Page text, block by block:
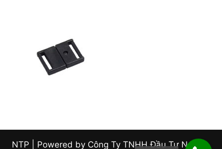
NTP | Powered by Công Ty TNHH Đầu Tư Nam